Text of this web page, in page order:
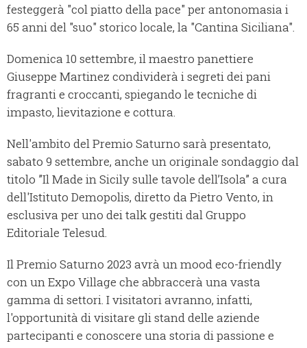
festeggerà "col piatto della pace" per antonomasia i
65 anni del "suo" storico locale, la "Cantina Siciliana".
Domenica 10 settembre, il maestro panettiere
Giuseppe Martinez condividerà i segreti dei pani
fragranti e croccanti, spiegando le tecniche di
impasto, lievitazione e cottura.
Nell'ambito del Premio Saturno sarà presentato,
sabato 9 settembre, anche un originale sondaggio dal
titolo ”Il Made in Sicily sulle tavole dell’Isola” a cura
dell'Istituto Demopolis, diretto da Pietro Vento, in
esclusiva per uno dei talk gestiti dal Gruppo
Editoriale Telesud.
Il Premio Saturno 2023 avrà un mood eco-friendly
con un Expo Village che abbraccerà una vasta
gamma di settori. I visitatori avranno, infatti,
l'opportunità di visitare gli stand delle aziende
partecipanti e conoscere una storia di passione e